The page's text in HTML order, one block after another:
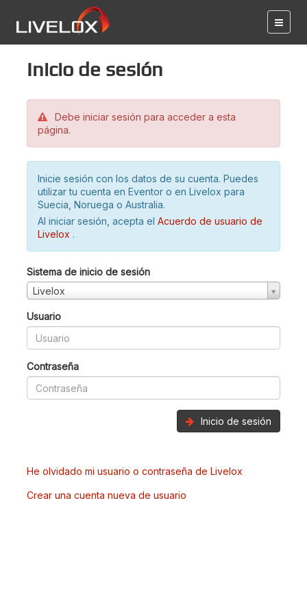
Inicio de sesión
Debe iniciar sesión para acceder a esta
página.
Inicie sesión con los datos de su cuenta. Puedes
utilizar tu cuenta en Eventor o en Livelox para
Suecia, Noruega o Australia.
Al iniciar sesión, acepta el Acuerdo de usuario de
Livelox .
Sistema de inicio de sesión
Livelox
Usuario
Contraseña
Inicio de sesión
He olvidado mi usuario o contraseña de Livelox
Crear una cuenta nueva de usuario